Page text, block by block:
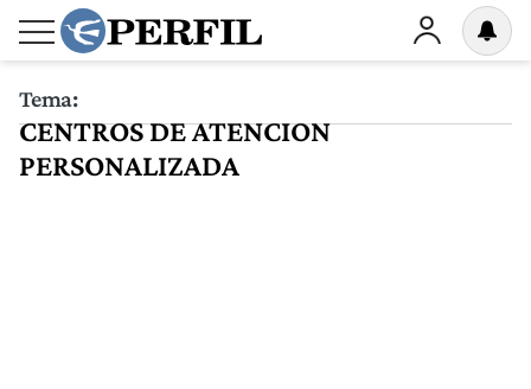
Tema:
CENTROS DE ATENCION
PERSONALIZADA